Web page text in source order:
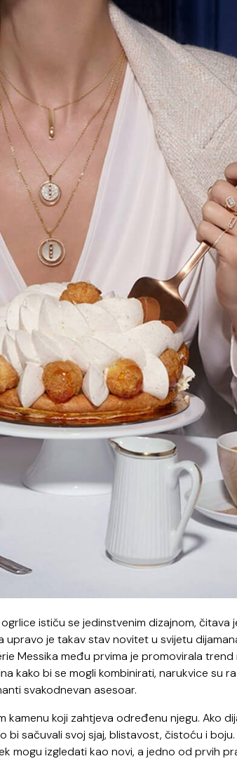
ističu se jedinstvenim dizajnom, čitava
upravo je takav stav novitet u svijetu
Messika među prvima je promovirala trend
kako bi se mogli kombinirati, narukvice su
svakodnevan asesoar.
koji zahtjeva određenu njegu. Ako
bi sačuvali svoj sjaj, blistavost, čistoću i
mogu izgledati kao novi, a jedno od prvih